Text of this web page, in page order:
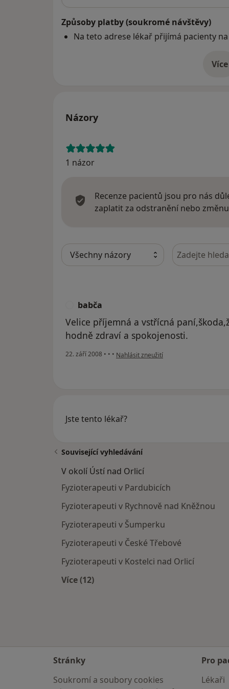
Způsoby platby (soukromé návštěvy)
Na teto adrese lékař přijímá pacienty
Více
o
Názory
1 názor
Recenze pacientů jsou pro nás
zaplatit za odstranění nebo
Hledejte v
babča
Velice příjemná a vstřícná
hodně zdraví a spokojenosti.
22. září 2008 • • • podle názoru uživatele babča
Nahlásit zneužití
Jste tento lékař?
Související vyhledávání
V okolí Ústí nad Orlicí
Fyzioterapeuti v Pardubicích
Fyzioterapeuti v Rychnově nad Kněžnou
Fyzioterapeuti v Šumperku
Fyzioterapeuti v České Třebové
Fyzioterapeuti v Kostelci nad Orlicí
Více (12)
Stránky
Soukromí a soubory cookies
Pro
Lékaři